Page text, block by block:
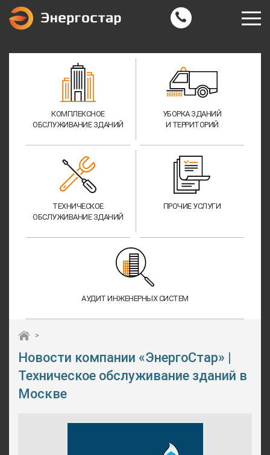
КОМПЛЕКСНОЕ
ОБСЛУЖИВАНИЕ ЗДАНИЙ
УБОРКА ЗДАНИЙ
И ТЕРРИТОРИЙ
ТЕХНИЧЕСКОЕ
ОБСЛУЖИВАНИЕ ЗДАНИЙ
ПРОЧИЕ УСЛУГИ
АУДИТ ИНЖЕНЕРНЫХ СИСТЕМ
>
Новости компании «ЭнергоСтар» |
Техническое обслуживание зданий в
Москве